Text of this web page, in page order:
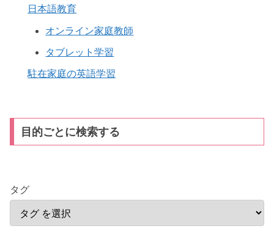
日本語教育
オンライン家庭教師
タブレット学習
駐在家庭の英語学習
目的ごとに検索する
タグ